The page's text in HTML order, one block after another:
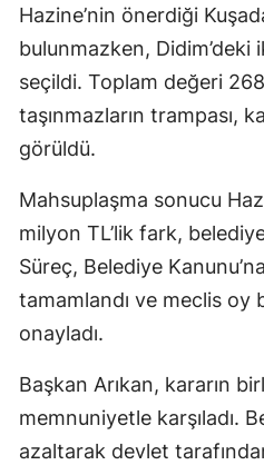
Hazine’nin önerdiği
bulunmazken, Didim’deki
seçildi. Toplam değeri
taşınmazların trampası,
görüldü.
Mahsuplaşma sonucu
milyon TL’lik fark,
Süreç, Belediye
tamamlandı ve meclis oy
onayladı.
Başkan Arıkan, kararın
memnuniyetle karşıladı.
azaltarak devlet